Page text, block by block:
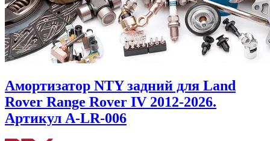
Амортизатор NTY задний для Land
Rover Range Rover IV 2012-2026.
Артикул A-LR-006